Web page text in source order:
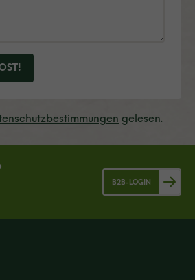
gelesen.
B2B-LOGIN